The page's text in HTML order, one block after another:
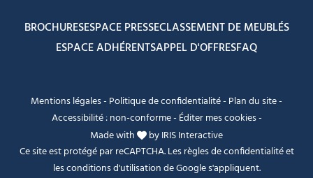
BROCHURESESPACE PRESSECLASSEMENT DE MEUBLÉS
ESPACE ADHÉRENTSAPPEL D'OFFRESFAQ
Mentions légales- Politique de confidentialité- Plan du site-
Accessibilité : non-conforme- Éditer mes cookies-
Made with
byIRIS Interactive
Ce site est protégé par reCAPTCHA. Lesrègles de confidentialitéet
lesconditions d'utilisationde Google s'appliquent.